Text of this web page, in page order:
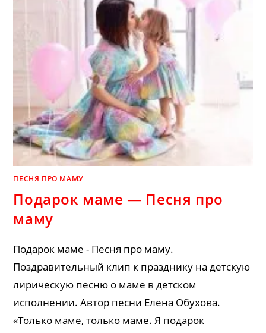
ПЕСНЯ ПРО МАМУ
Подарок маме — Песня про
маму
Подарок маме - Песня про маму.
Поздравительный клип к празднику на детскую
лирическую песню о маме в детском
исполнении. Автор песни Елена Обухова.
«Только маме, только маме. Я подарок